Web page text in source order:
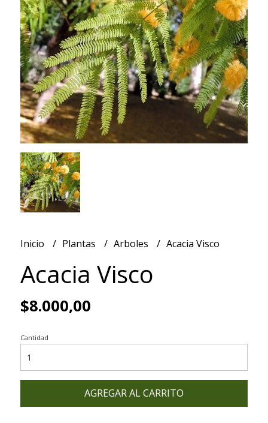
Inicio Plantas Arboles Acacia Visco
Acacia Visco
$8.000,00
Cantidad
AGREGAR AL CARRITO